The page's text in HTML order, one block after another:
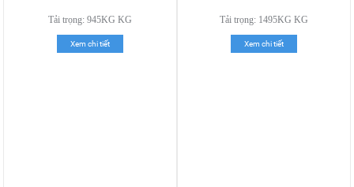
Tải trọng: 945KG KG
Xem chi tiết
Tải trọng: 1495KG KG
Xem chi tiết